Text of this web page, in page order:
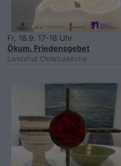
Fr, 18.9. 17-18 Uhr
Ökum. Friedensgebet
Landshut Christuskirche